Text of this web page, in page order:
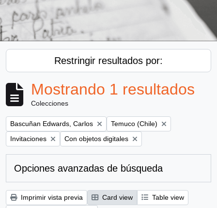
Restringir resultados por:
Mostrando 1 resultados
Colecciones
Remove filter:
Bascuñan Edwards, Carlos Remove filter:
Temuco (Chile)
Remove filter:
Invitaciones Remove filter:
Con objetos digitales
Opciones avanzadas de búsqueda
Imprimir vista previa Card view
Table view